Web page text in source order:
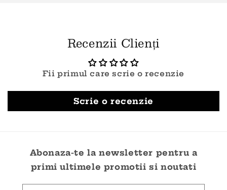
Recenzii Clienți
Fii primul care scrie o recenzie
Scrie o recenzie
Abonaza-te la newsletter pentru a
primi ultimele promotii si noutati